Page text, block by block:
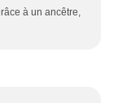
à un ancêtre,